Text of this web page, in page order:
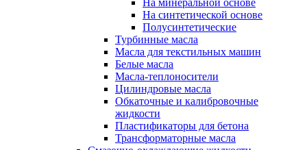
На минеральной основе
На синтетической основе
Полусинтетические
Турбинные масла
Масла для текстильных машин
Белые масла
Масла-теплоносители
Цилиндровые масла
Обкаточные и калибровочные
жидкости
Пластификаторы для бетона
Трансформаторные масла